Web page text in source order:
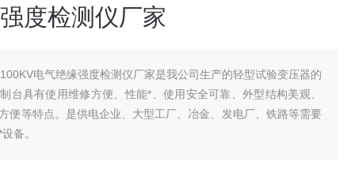
度检测仪厂家
电气绝缘强度检测仪厂家是我公司生产的轻型试验变压器的
台具有使用维修方便、性能*、使用安全可靠、外型结构美观、
便等特点。是供电企业、大型工厂、冶金、发电厂、铁路等需要
备。